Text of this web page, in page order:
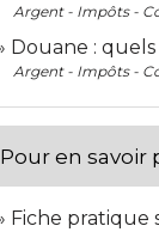
Argent - Impôts -
Douane :
Argent - Impôts -
Pour en savoir
Fiche pratique